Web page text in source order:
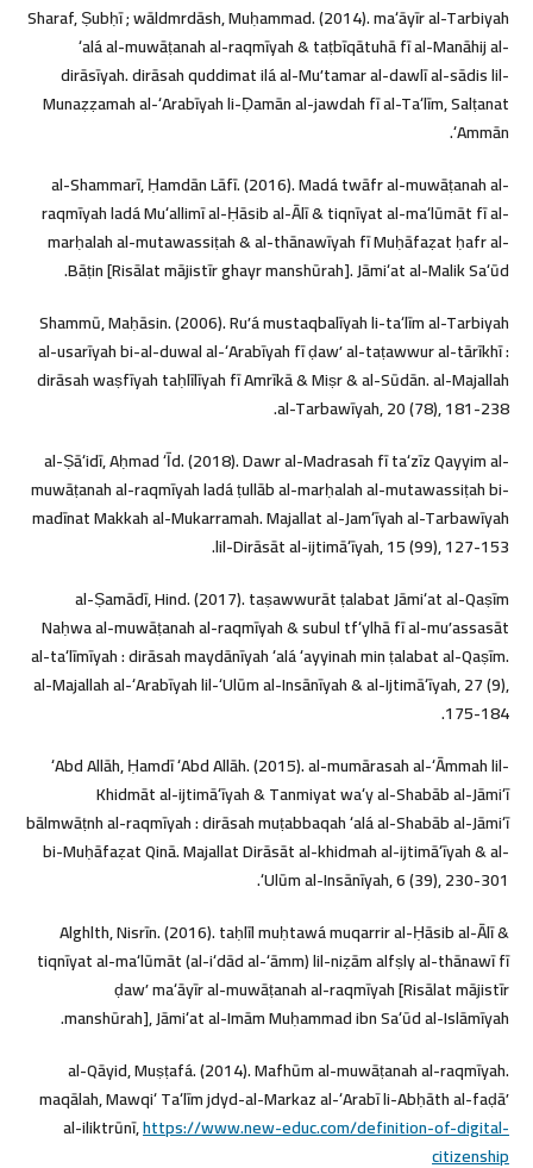
Sharaf, Ṣubḥī ; wāldmrdāsh, Muḥammad. (2014). maʻāyīr al-Tarbiyah
ʻalá al-muwāṭanah al-raqmīyah & taṭbīqātuhā fī al-Manāhij al-
dirāsīyah. dirāsah quddimat ilá al-Muʼtamar al-dawlī al-sādis lil-
Munaẓẓamah al-ʻArabīyah li-Ḍamān al-jawdah fī al-Taʻlīm, Salṭanat
ʻAmmān.
al-Shammarī, Ḥamdān Lāfī. (2016). Madá twāfr al-muwāṭanah al-
raqmīyah ladá Muʻallimī al-Ḥāsib al-Ālī & tiqnīyat al-maʻlūmāt fī al-
marḥalah al-mutawassiṭah & al-thānawīyah fī Muḥāfaẓat ḥafr al-
Bāṭin [Risālat mājistīr ghayr manshūrah]. Jāmiʻat al-Malik Saʻūd.
Shammū, Maḥāsin. (2006). Ruʼá mustaqbalīyah li-taʻlīm al-Tarbiyah
al-usarīyah bi-al-duwal al-ʻArabīyah fī ḍawʼ al-taṭawwur al-tārīkhī :
dirāsah waṣfīyah taḥlīlīyah fī Amrīkā & Miṣr & al-Sūdān. al-Majallah
al-Tarbawīyah, 20 (78), 181-238.
al-Ṣāʻidī, Aḥmad ʻĪd. (2018). Dawr al-Madrasah fī taʻzīz Qayyim al-
muwāṭanah al-raqmīyah ladá ṭullāb al-marḥalah al-mutawassiṭah bi-
madīnat Makkah al-Mukarramah. Majallat al-Jamʻīyah al-Tarbawīyah
lil-Dirāsāt al-ijtimāʻīyah, 15 (99), 127-153.
al-Ṣamādī, Hind. (2017). taṣawwurāt ṭalabat Jāmiʻat al-Qaṣīm
Naḥwa al-muwāṭanah al-raqmīyah & subul tfʻylhā fī al-muʼassasāt
al-taʻlīmīyah : dirāsah maydānīyah ʻalá ʻayyinah min ṭalabat al-Qaṣīm.
al-Majallah al-ʻArabīyah lil-ʻUlūm al-Insānīyah & al-Ijtimāʻīyah, 27 (9),
175-184.
ʻAbd Allāh, Ḥamdī ʻAbd Allāh. (2015). al-mumārasah al-ʻĀmmah lil-
Khidmāt al-ijtimāʻīyah & Tanmiyat waʻy al-Shabāb al-Jāmiʻī
bālmwāṭnh al-raqmīyah : dirāsah muṭabbaqah ʻalá al-Shabāb al-Jāmiʻī
bi-Muḥāfaẓat Qinā. Majallat Dirāsāt al-khidmah al-ijtimāʻīyah & al-
ʻUlūm al-Insānīyah, 6 (39), 230-301.
Alghlth, Nisrīn. (2016). taḥlīl muḥtawá muqarrir al-Ḥāsib al-Ālī &
tiqnīyat al-maʻlūmāt (al-iʻdād al-ʻāmm) lil-niẓām alfṣly al-thānawī fī
ḍawʼ maʻāyīr al-muwāṭanah al-raqmīyah [Risālat mājistīr
manshūrah], Jāmiʻat al-Imām Muḥammad ibn Saʻūd al-Islāmīyah.
al-Qāyid, Muṣṭafá. (2014). Mafhūm al-muwāṭanah al-raqmīyah.
maqālah, Mawqiʻ Taʻlīm jdyd-al-Markaz al-ʻArabī li-Abḥāth al-faḍāʼ
al-iliktrūnī,https://www.new-educ.com/definition-of-digital-
citizenship